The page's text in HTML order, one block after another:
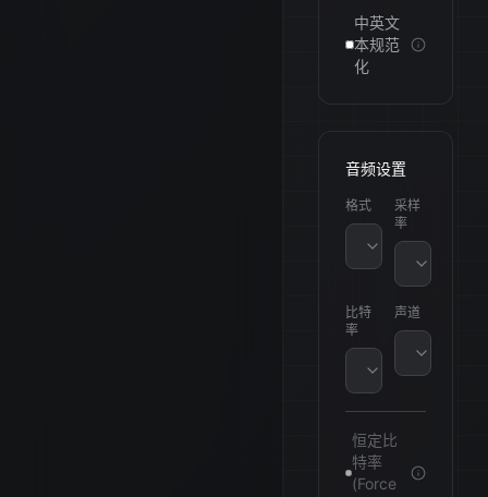
中英文
本规范
化
音频设置
格式
MP3
采样
率
32000 Hz
比特
率
128 kbps
声道
单声道
恒定比
特率
(Force